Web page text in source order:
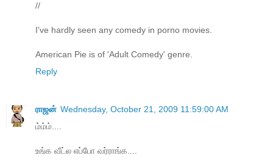
//
I've hardly seen any comedy in porno movies.
American Pie is of 'Adult Comedy' genre.
Reply
ராஜன் Wednesday, October 21, 2009 11:59:00 AM
ம்ம்ம்....
உங்க வீட்ல எப்போ வர்ராங்க....